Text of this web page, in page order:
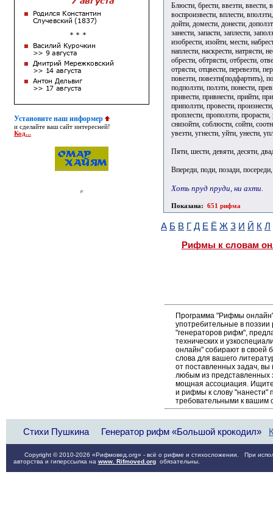
Установите наш информер
и сделайте ваш сайт интересней!
Код...
Блюсти, брести, ввезти, ввести,
воспроизвести, вплести,
дойти, домести, донести,
занести, запасти, заплести,
изобрести, изойти, мести,
наплести, наскрести, натрясти,
обрести, обтрясти, отбрести,
отрясти, отцвести, перевезти,
повезти, повезти(подфартить),
подползти, ползти, понести,
привести, привнести, прийти,
приползти, провести,
проплести, проползти, прорасти,
снизойти, соблюсти, сойти,
увезти, угнести, уйти, унести,
Пяти, шести, девяти, десяти,
Впереди, поди, позади,
Хоть пруд пруди, ни ахти.
Показана: 651 рифма
А Б В Г Д Е Ё Ж З И Й К Л
Рифмы к словам
Программа "Рифмы
употребительные в
"генераторов рифм",
технических и
онлайн" собирают в своей
слова для вашего
от поставленных задач,
любым из
мощная ассоциация. Ищите
и рифмы к слову "нанести"
требовательными к вашим
Стихи Пушкина Генератор рифм «Большой крокодил»
Copyright © 2010-2026 «Рифмовед.org» - всё о рифме и стихосложении. При
авторства и гиперссылка на www. Rifmoved.org обязательны.